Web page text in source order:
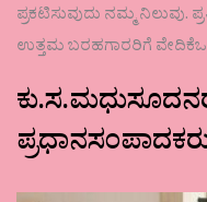
ಪ್ರಕಟಿಸುವುದು ನಮ್ಮ
ಉತ್ತಮ ಬರಹಗಾರರಿಗೆ